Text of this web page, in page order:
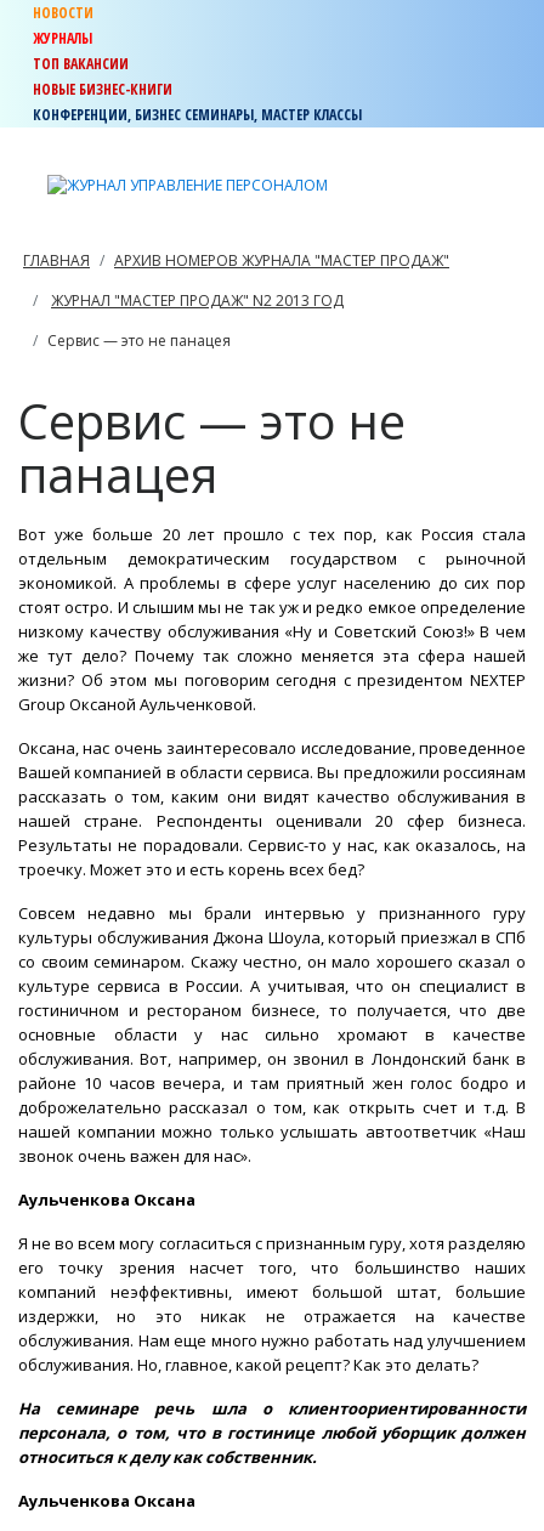
НОВОСТИ
ЖУРНАЛЫ
ТОП ВАКАНСИИ
НОВЫЕ БИЗНЕС-КНИГИ
КОНФЕРЕНЦИИ, БИЗНЕС СЕМИНАРЫ, МАСТЕР КЛАССЫ
ГЛАВНАЯ
АРХИВ НОМЕРОВ ЖУРНАЛА "МАСТЕР ПРОДАЖ"
ЖУРНАЛ "МАСТЕР ПРОДАЖ" N2 2013 ГОД
Сервис — это не панацея
Сервис — это не
панацея
Вот уже больше 20 лет прошло с тех пор, как Россия стала
отдельным демократическим государством с рыночной
экономикой. А проблемы в сфере услуг населению до сих пор
стоят остро. И слышим мы не так уж и редко емкое определение
низкому качеству обслуживания «Ну и Советский Союз!» В чем
же тут дело? Почему так сложно меняется эта сфера нашей
жизни? Об этом мы поговорим сегодня с президентом NEXTEP
Group Оксаной Аульченковой.
Оксана, нас очень заинтересовало исследование, проведенное
Вашей компанией в области сервиса. Вы предложили россиянам
рассказать о том, каким они видят качество обслуживания в
нашей стране. Респонденты оценивали 20 сфер бизнеса.
Результаты не порадовали. Сервис-то у нас, как оказалось, на
троечку. Может это и есть корень всех бед?
Совсем недавно мы брали интервью у признанного гуру
культуры обслуживания Джона Шоула, который приезжал в СПб
со своим семинаром. Скажу честно, он мало хорошего сказал о
культуре сервиса в России. А учитывая, что он специалист в
гостиничном и рестораном бизнесе, то получается, что две
основные области у нас сильно хромают в качестве
обслуживания. Вот, например, он звонил в Лондонский банк в
районе 10 часов вечера, и там приятный жен голос бодро и
доброжелательно рассказал о том, как открыть счет и т.д. В
нашей компании можно только услышать автоответчик «Наш
звонок очень важен для нас».
Аульченкова Оксана
Я не во всем могу согласиться с признанным гуру, хотя разделяю
его точку зрения насчет того, что большинство наших
компаний неэффективны, имеют большой штат, большие
издержки, но это никак не отражается на качестве
обслуживания. Нам еще много нужно работать над улучшением
обслуживания. Но, главное, какой рецепт? Как это делать?
На семинаре речь шла о клиентоориентированности
персонала, о том, что в гостинице любой уборщик должен
относиться к делу как собственник.
Аульченкова Оксана